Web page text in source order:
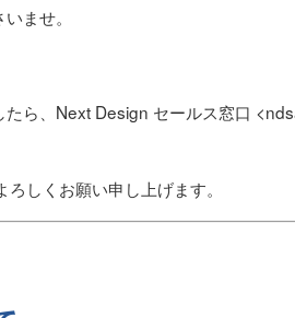
ませ。
ら、Next Design セールス窓口
しくお願い申し上げます。